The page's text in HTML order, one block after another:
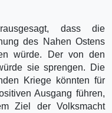
dass die
des Nahen Ostens
würde. Der von den
sie sprengen. Die
Kriege könnten für
Ausgang führen,
Ziel der Volksmacht